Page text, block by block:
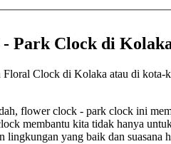
Park Clock di
Clock di Kolaka atau di kota-
flower clock - park clock ini
membantu kita tidak hanya
lingkungan yang baik dan suasana